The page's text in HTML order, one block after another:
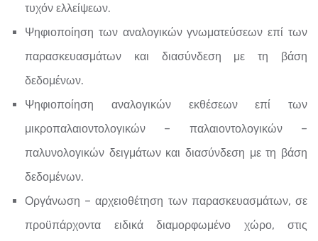
τυχόν ελλείψεων.
Ψηφιοποίηση των αναλογικών γνωματεύσεων επί των
παρασκευασμάτων και διασύνδεση με τη βάση
δεδομένων.
Ψηφιοποίηση αναλογικών εκθέσεων επί των
μικροπαλαιοντολογικών – παλαιοντολογικών –
παλυνολογικών δειγμάτων και διασύνδεση με τη βάση
δεδομένων.
Οργάνωση – αρχειοθέτηση των παρασκευασμάτων, σε
προϋπάρχοντα ειδικά διαμορφωμένο χώρο, στις